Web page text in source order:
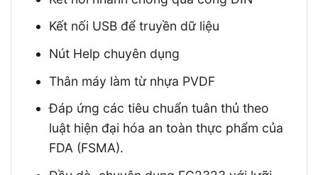
Kết nối USB để truyền dữ liệu
Nút Help chuyên dụng
Thân máy làm từ nhựa PVDF
Đáp ứng các tiêu chuẩn tuân thủ theo
luật hiện đại hóa an toàn thực phẩm của
FDA (FSMA).